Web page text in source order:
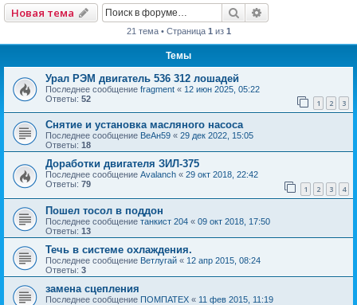
Новая тема Поиск
21 тема • Страница 1 из 1
Темы
Урал РЭМ двигатель 536 312 лошадей
Последнее сообщение fragment « 12 июн 2025, 05:22
Ответы: 52 1 2 3
Снятие и установка масляного насоса
Последнее сообщение ВеАн59 « 29 дек 2022, 15:05
Ответы: 18
Доработки двигателя ЗИЛ-375
Последнее сообщение Avalanch « 29 окт 2018, 22:42
Ответы: 79 1 2 3 4
Пошел тосол в поддон
Последнее сообщение танкист 204 « 09 окт 2018, 17:50
Ответы: 13
Течь в системе охлаждения.
Последнее сообщение Ветлугай « 12 апр 2015, 08:24
Ответы: 3
замена сцепления
Последнее сообщение ПОМПАТЕХ « 11 фев 2015, 11:19